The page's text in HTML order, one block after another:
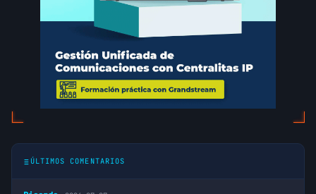
ÚLTIMOS COMENTARIOS